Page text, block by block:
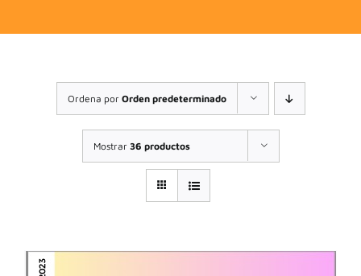
TE AYUDAMOS
FORMACIÓN
COMUNIDAD
CONTACTO
Ordena por Orden predeterminado
Mostrar 36 productos